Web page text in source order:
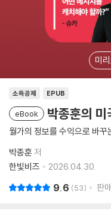
미
소득공제 EPUB
eBook 박종훈의 미
월가의 정보를 수익으로 바꾸
박종훈 저
한빛비즈
2026.04.30.
9.6 53 판